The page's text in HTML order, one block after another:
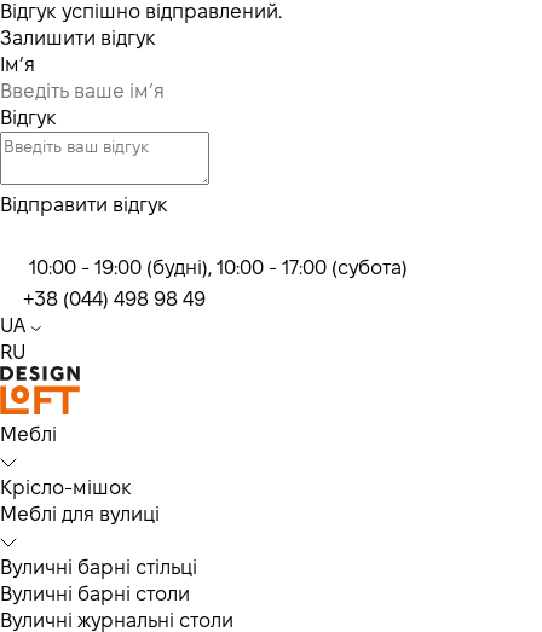
Відгук успішно відправлений.
Залишити відгук
Ім’я
Відгук
Відправити відгук
10:00 - 19:00 (будні), 10:00 - 17:00 (субота)
+38 (044) 498 98 49
UA
RU
Меблі
Крісло-мішок
Меблі для вулиці
Вуличні барні стільці
Вуличні барні столи
Вуличні журнальні столи